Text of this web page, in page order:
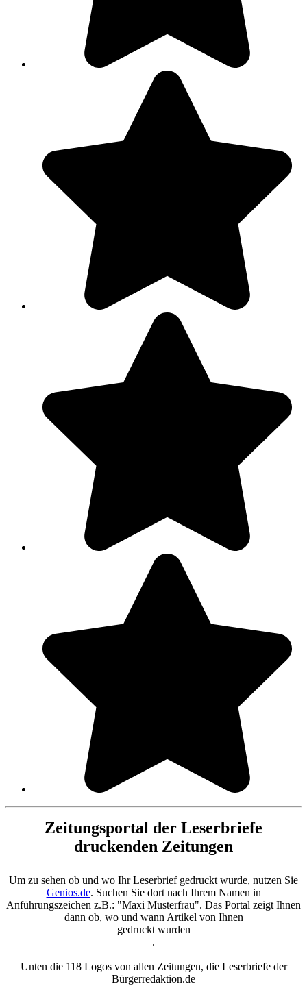
Zeitungsportal der Leserbriefe
druckenden Zeitungen
Um zu sehen ob und wo Ihr Leserbrief gedruckt wurde, nutzen Sie
Genios.de. Suchen Sie dort nach Ihrem Namen in
Anführungszeichen z.B.: "Maxi Musterfrau". Das Portal zeigt Ihnen
dann ob, wo und wann Artikel von Ihnen
gedruckt wurden
.
Unten die 118 Logos von allen Zeitungen, die Leserbriefe der
Bürgerredaktion.de